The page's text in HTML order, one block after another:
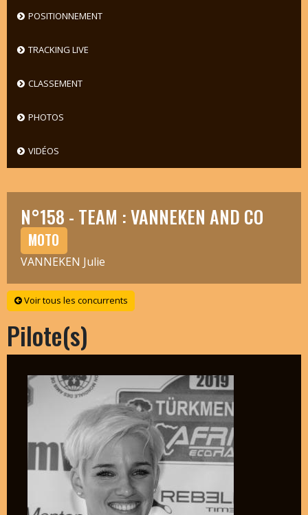
POSITIONNEMENT
TRACKING LIVE
CLASSEMENT
PHOTOS
VIDÉOS
N°158 - TEAM : VANNEKEN AND CO
MOTO
VANNEKEN Julie
Voir tous les concurrents
Pilote(s)